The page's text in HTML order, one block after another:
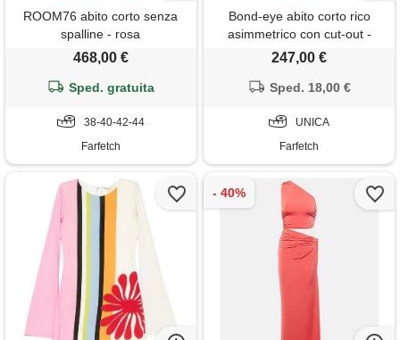
ROOM76 abito corto senza
spalline - rosa
468,00 €
Sped. gratuita
38-40-42-44
Farfetch
Bond-eye abito corto rico
asimmetrico con cut-out -
rosa
247,00 €
Sped. 18,00 €
UNICA
Farfetch